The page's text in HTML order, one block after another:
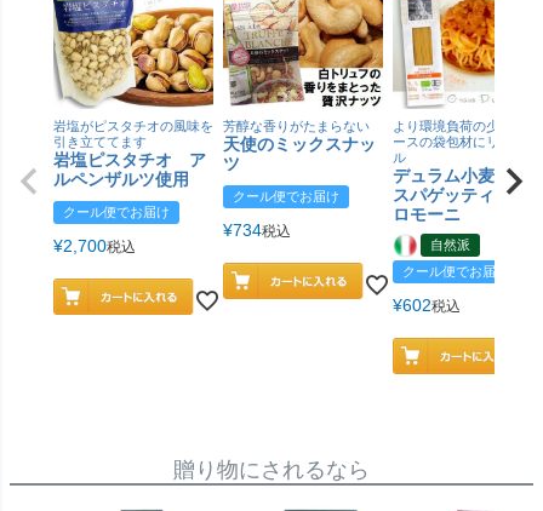
岩塩がピスタチオの風味を
引き立ててます
岩塩ピスタチオ ア
ルペンザルツ使用
クール便でお届け
¥2,700税込
芳醇な香りがたまらない
天使のミックスナッ
ツ
クール便でお届け
¥734税込
より環境負荷の少ない紙
ースの袋包材にリニュー
ル
デュラム小麦 有
スパゲッティ／ジ
ロモーニ
自然派
クール便でお届け
¥602税込
贈り物にされるなら